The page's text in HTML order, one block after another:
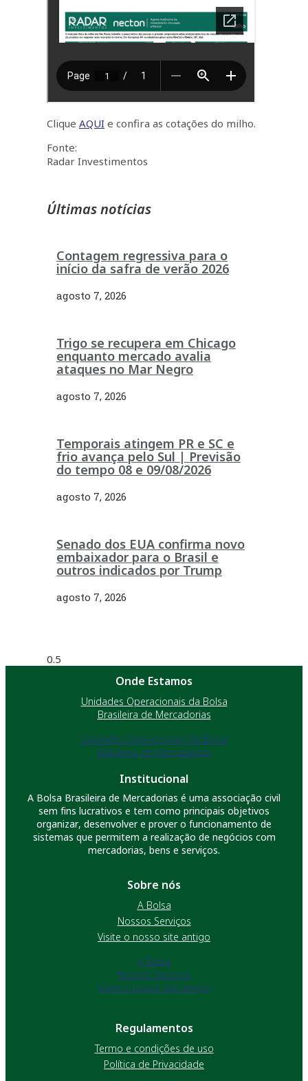
Clique AQUI e confira as cotações do milho.
Fonte:
Radar Investimentos
Últimas notícias
Contagem regressiva para o
início da safra de verão 2026
agosto 7, 2026
Trigo se recupera em Chicago
enquanto mercado avalia
ataques no Mar Negro
agosto 7, 2026
Temporais atingem PR e SC e
frio avança pelo Sul | Previsão
do tempo 08 e 09/08/2026
agosto 7, 2026
Senado dos EUA confirma novo
embaixador para o Brasil e
outros indicados por Trump
agosto 7, 2026
Onde Estamos
Unidades Operacionais da Bolsa
Brasileira de Mercadorias
Unidades Operacionais da Bolsa
Brasileira de Mercadorias
Institucional
A Bolsa Brasileira de Mercadorias é uma associação civil
sem fins lucrativos e tem como principais objetivos
organizar, desenvolver e prover o funcionamento de
sistemas que permitem a realização de negócios com
mercadorias, bens e serviços.
Sobre nós
A Bolsa
Nossos Serviços
Visite o nosso site antigo
A Bolsa
Nossos Serviços
Visite o nosso site antigo
Regulamentos
Termo e condições de uso
Política de Privacidade